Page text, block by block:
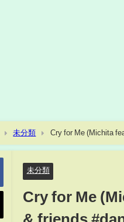
未分類
未分類
Cry for Me
& friends